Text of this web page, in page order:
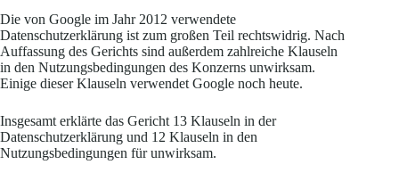
Die von Google im Jahr 2012 verwendete
Datenschutzerklärung ist zum großen Teil rechtswidrig. Nach
Auffassung des Gerichts sind außerdem zahlreiche Klauseln
in den Nutzungsbedingungen des Konzerns unwirksam.
Einige dieser Klauseln verwendet Google noch heute.
Insgesamt erklärte das Gericht 13 Klauseln in der
Datenschutzerklärung und 12 Klauseln in den
Nutzungsbedingungen für unwirksam.